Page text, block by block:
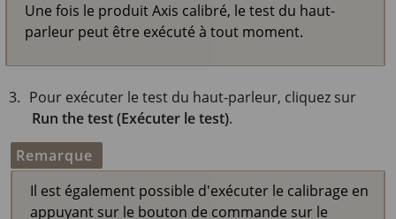
Une fois le produit Axis calibré, le test du haut-
parleur peut être exécuté à tout moment.
Pour exécuter le test du haut-parleur, cliquez sur
Run the test (Exécuter le test).
Remarque
Il est également possible d'exécuter le calibrage en
appuyant sur le bouton de commande sur le